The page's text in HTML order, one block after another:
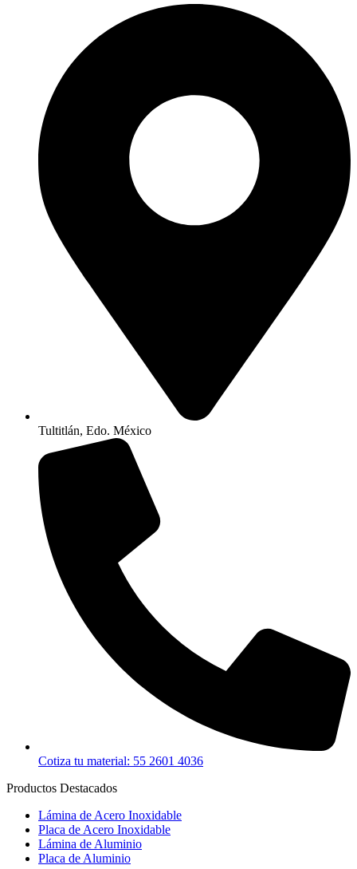
Tultitlán, Edo. México
Cotiza tu material: 55 2601 4036
Productos Destacados
Lámina de Acero Inoxidable
Placa de Acero Inoxidable
Lámina de Aluminio
Placa de Aluminio